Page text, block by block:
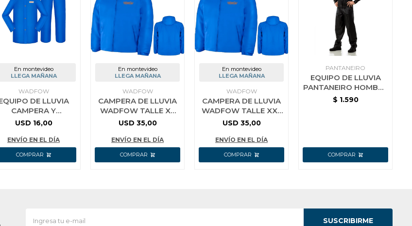
En montevideo
LLEGA MAÑANA
WADFOW
DE LLUVIA
CAMPERA Y
PANTALON TALLE L
AZUL
USD 16,00
ENVÍO EN EL DÍA
En montevideo
LLEGA MAÑANA
WADFOW
CAMPERA DE LLUVIA
WADFOW TALLE XL
AZUL WJKT10XL
USD 35,00
ENVÍO EN EL DÍA
En montevideo
LLEGA MAÑANA
WADFOW
CAMPERA DE LLUVIA
WADFOW TALLE XXL
AZUL WJKT1XXL
USD 35,00
ENVÍO EN EL DÍA
PANTANEIRO
EQUIPO DE LLUVIA
PANTANEIRO HOMBRE
CAPUCHA TALLE L
$ 1.590
SUSCRIBIRME